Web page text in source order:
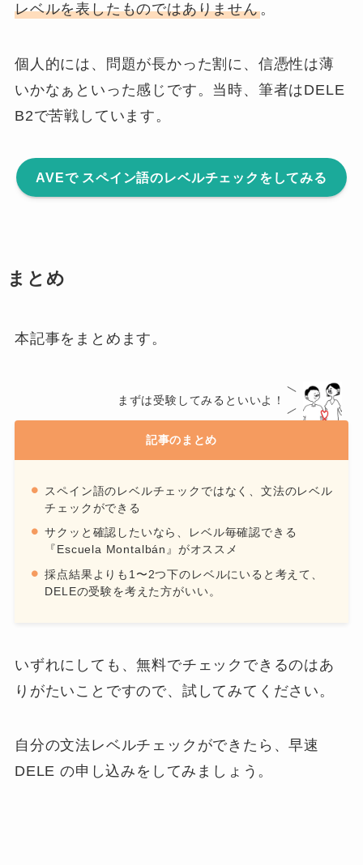
レベルを表したものではありません。
個人的には、
問題が長かった割に、信憑性は薄
いかなぁといった感じです。当時、筆者はDELE
B2で苦戦しています。
AVEで スペイン語のレベルチェックをしてみる
まとめ
本記事をまとめます。
まずは受験してみるといいよ！
記事のまとめ
スペイン語のレベルチェックではなく、文法のレベル
チェックができる
サクッと確認したいなら、レベル毎確認できる
『Escuela Montalbán』がオススメ
採点結果よりも1〜2つ下のレベルにいると考えて、
DELEの受験を考えた方がいい。
いずれにしても、無料でチェックできるのはあ
りがたいことですので、試してみてください。
自分の文法レベルチェックができたら、早速
DELE の申し込みをしてみましょう。